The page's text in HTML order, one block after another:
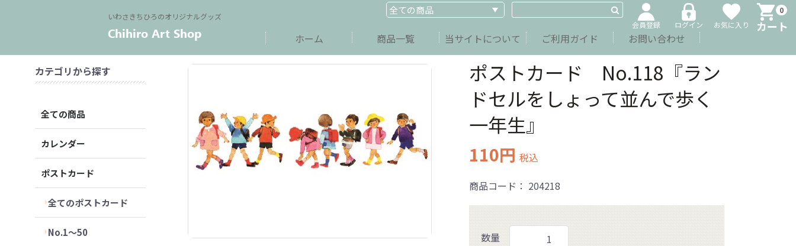
0
カート
お気に入り
ログイン
会員登録
いわさきちひろのオリジナルグッズ
ホーム 商品一覧 当サイトについて ご利用ガイド お問い合わせ
カテゴリから探す
全ての商品
カレンダー
ポストカード
全てのポストカード
No.1～50
ポストカード No.118『ラン
ドセルをしょって並んで歩く
一年生』
110円 税込
商品コード： 204218
数量